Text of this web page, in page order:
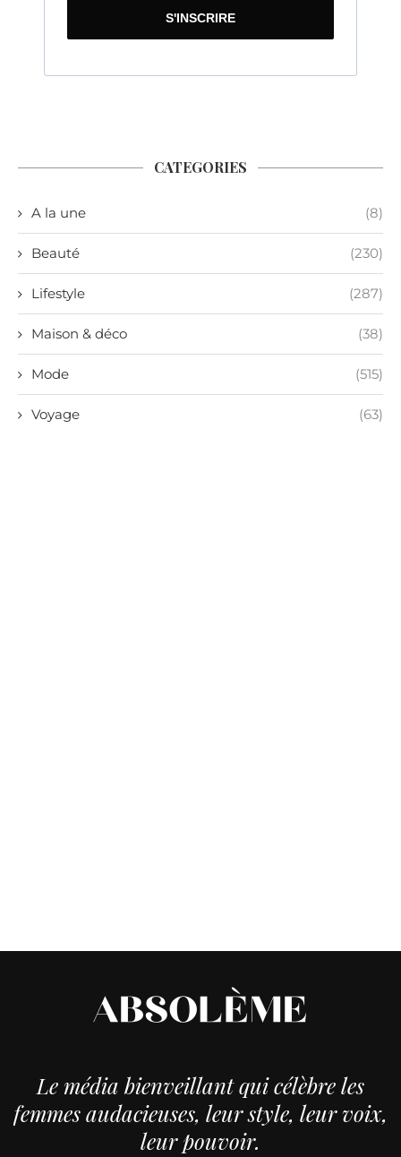
S'INSCRIRE
CATEGORIES
A la une (8)
Beauté (230)
Lifestyle (287)
Maison & déco (38)
Mode (515)
Voyage (63)
Le média bienveillant qui célèbre les
femmes audacieuses, leur style, leur voix,
leur pouvoir.